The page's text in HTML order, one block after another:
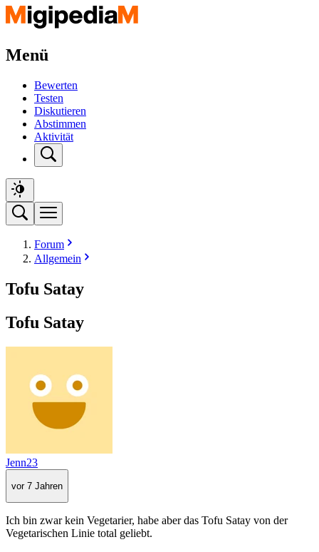
Menü
Bewerten
Testen
Diskutieren
Abstimmen
Aktivität
Forum
Allgemein
Tofu Satay
Tofu Satay
Jenn23
vor 7 Jahren
Ich bin zwar kein Vegetarier, habe aber das Tofu Satay von der
Vegetarischen Linie total geliebt.